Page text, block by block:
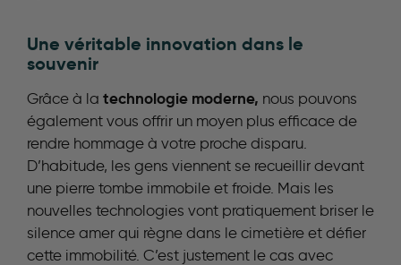
Une véritable innovation dans le
souvenir
Grâce à la technologie moderne, nous pouvons
également vous offrir un moyen plus efficace de
rendre hommage à votre proche disparu.
D’habitude, les gens viennent se recueillir devant
une pierre tombe immobile et froide. Mais les
nouvelles technologies vont pratiquement briser le
silence amer qui règne dans le cimetière et défier
cette immobilité. C’est justement le cas avec